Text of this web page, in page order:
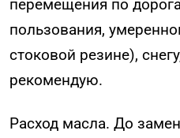
перемещения по
пользования,
стоковой резине),
рекомендую.
Расход масла. До